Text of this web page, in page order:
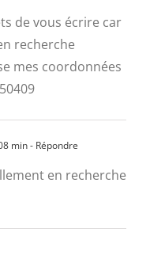
de vous écrire car
recherche
mes coordonnées
min- Répondre
en recherche